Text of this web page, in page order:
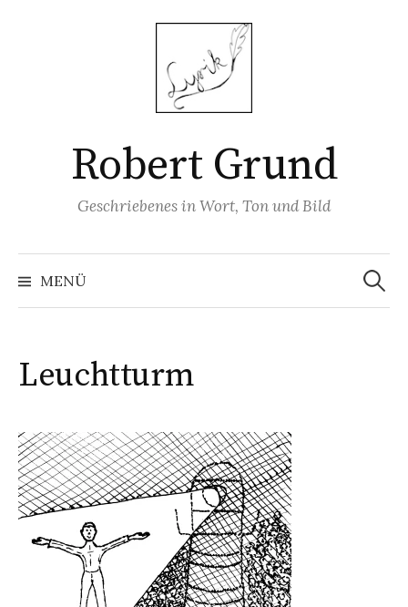
Robert Grund
Geschriebenes in Wort, Ton und Bild
MENÜ
Suchen
nach:
Leuchtturm